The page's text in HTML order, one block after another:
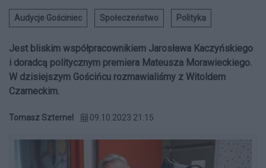
Audycje Gościniec Społeczeństwo Polityka
Jest bliskim współpracownikiem Jarosława Kaczyńskiego
i doradcą politycznym premiera Mateusza Morawieckiego.
W dzisiejszym Gościńcu rozmawialiśmy z Witoldem
Czarneckim.
Tomasz Szternel 09.10.2023 21:15